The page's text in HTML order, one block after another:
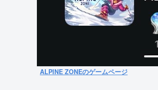
ALPINE ZONEのゲームページ